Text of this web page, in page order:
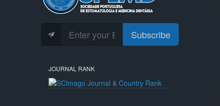
Subscribe
JOURNAL RANK